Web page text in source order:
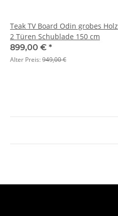
Teak TV Board Odin grobes Holz
2 Türen Schublade 150 cm
899,00 € *
Alter Preis:949,00 €